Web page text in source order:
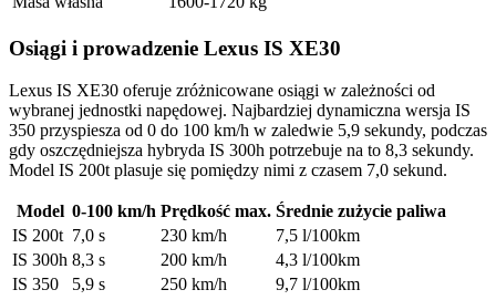
Osiągi i prowadzenie Lexus IS XE30
Lexus IS XE30 oferuje zróżnicowane osiągi w zależności od
wybranej jednostki napędowej. Najbardziej dynamiczna wersja IS
350 przyspiesza od 0 do 100 km/h w zaledwie 5,9 sekundy, podczas
gdy oszczędniejsza hybryda IS 300h potrzebuje na to 8,3 sekundy.
Model IS 200t plasuje się pomiędzy nimi z czasem 7,0 sekund.
Model 0-100 km/h Prędkość max. Średnie zużycie paliwa
IS 200t 7,0 s 230 km/h
7,5 l/100km
IS 300h 8,3 s 200 km/h
4,3 l/100km
IS 350
5,9 s 250 km/h 9,7 l/100km